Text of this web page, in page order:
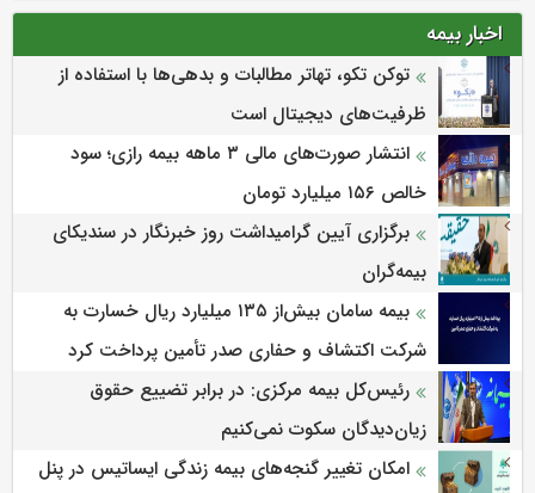
اخبار بیمه
توکن تکو، تهاتر مطالبات و بدهی‌ها با استفاده از
ظرفیت‌های دیجیتال است
انتشار صورت‌های مالی ۳ ماهه بیمه رازی؛ سود
خالص ۱۵۶ میلیارد تومان
برگزاری آیین گرامیداشت روز خبرنگار در سندیکای
بیمه‌گران
بیمه سامان بیش‌از ۱۳۵ میلیارد ریال خسارت به
شرکت اکتشاف و حفاری صدر تأمین پرداخت کرد
رئیس‌کل بیمه مرکزی: در برابر تضییع حقوق
زیان‌دیدگان سکوت نمی‌کنیم
امکان تغییر گنجه‌های بیمه زندگی ایساتیس در پنل